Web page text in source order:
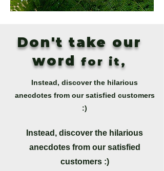
Don't take our
word for it,
Instead, discover the hilarious
anecdotes from our satisfied customers
:)
Instead, discover the hilarious
anecdotes from our satisfied
customers :)